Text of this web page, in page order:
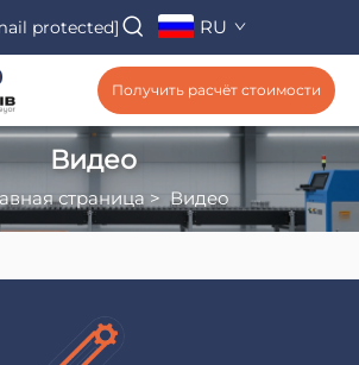
protected] RU
Получить расчёт стоимости
Видео
страница > Видео